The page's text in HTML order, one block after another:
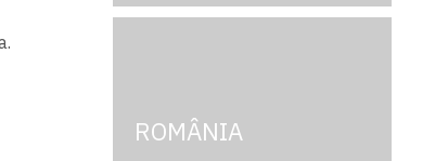
ROMÂNIA